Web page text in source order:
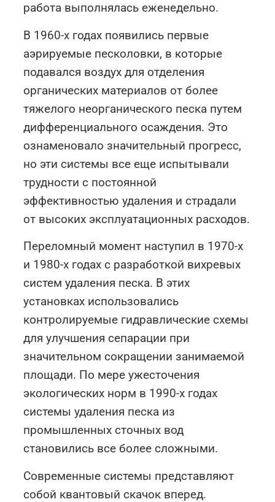
работа выполнялась еженедельно.
В 1960-х годах появились первые
аэрируемые песколовки, в которые
подавался воздух для отделения
органических материалов от более
тяжелого неорганического песка путем
дифференциального осаждения. Это
ознаменовало значительный прогресс,
но эти системы все еще испытывали
трудности с постоянной
эффективностью удаления и страдали
от высоких эксплуатационных расходов.
Переломный момент наступил в 1970-х
и 1980-х годах с разработкой вихревых
систем удаления песка. В этих
установках использовались
контролируемые гидравлические схемы
для улучшения сепарации при
значительном сокращении занимаемой
площади. По мере ужесточения
экологических норм в 1990-х годах
системы удаления песка из
промышленных сточных вод
становились все более сложными.
Современные системы представляют
собой квантовый скачок вперед.